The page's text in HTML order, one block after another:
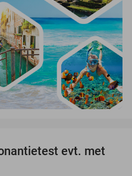
52%
evt. met